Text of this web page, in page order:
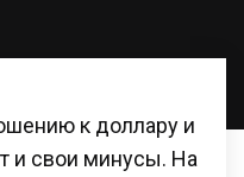
к доллару и
и свои минусы. На